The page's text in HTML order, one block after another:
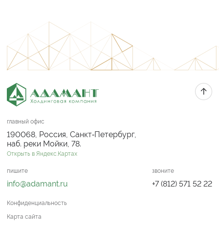
главный офис
190068, Россия, Санкт‑Петербург,
наб. реки Мойки, 78.
Открыть в Яндекс.Картах
пишите
info@adamant.ru
звоните
+7 (812) 571 52 22
Конфиденциальность
Карта сайта